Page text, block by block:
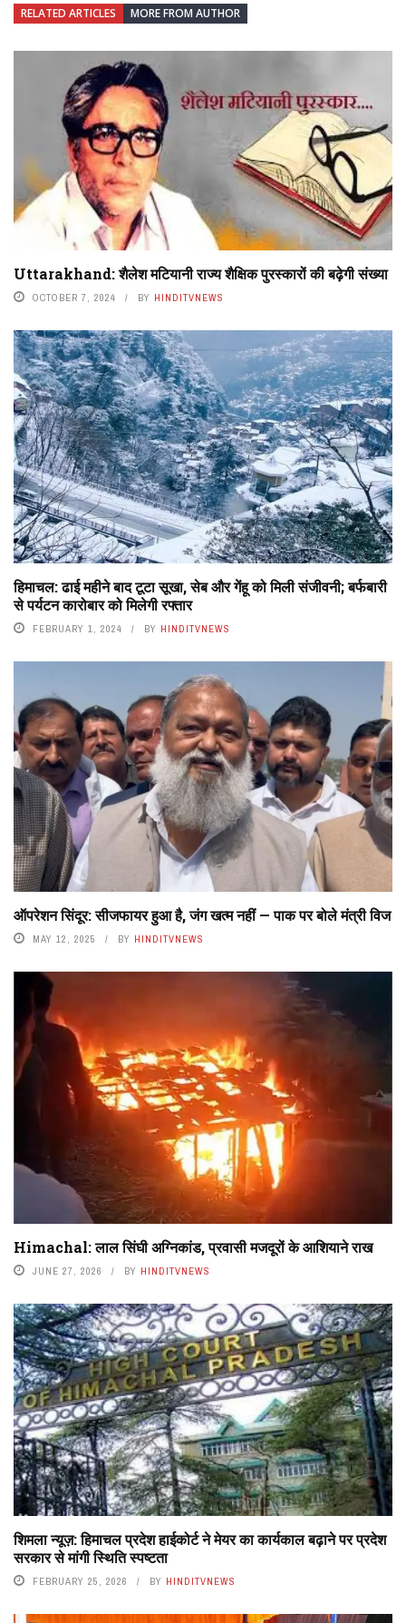
RELATED ARTICLES MORE FROM AUTHOR
Uttarakhand: शैलेश मटियानी राज्य शैक्षिक पुरस्कारों की बढ़ेगी संख्या
OCTOBER 7, 2024 BY HINDITVNEWS
हिमाचल: ढाई महीने बाद टूटा सूखा, सेब और गेंहू को मिली संजीवनी; बर्फबारी
से पर्यटन कारोबार को मिलेगी रफ्तार
FEBRUARY 1, 2024 BY HINDITVNEWS
ऑपरेशन सिंदूर: सीजफायर हुआ है, जंग खत्म नहीं — पाक पर बोले मंत्री विज
MAY 12, 2025 BY HINDITVNEWS
Himachal: लाल सिंघी अग्निकांड, प्रवासी मजदूरों के आशियाने राख
JUNE 27, 2026 BY HINDITVNEWS
शिमला न्यूज़: हिमाचल प्रदेश हाईकोर्ट ने मेयर का कार्यकाल बढ़ाने पर प्रदेश
सरकार से मांगी स्थिति स्पष्टता
FEBRUARY 25, 2026 BY HINDITVNEWS